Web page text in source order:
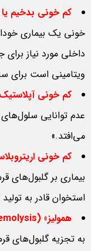
کم خونی بدخیم یا
خونی یک بیماری
ویتامینی است برای
کم خونی آپلاستیک
عدم توانایی سلول‌های
می‌افتد.»
کم خونی
بیماری بر گلبول‌های
استخوان قادر به
همولیز» (Hemolysis)
به تجزیه گلبول‌های